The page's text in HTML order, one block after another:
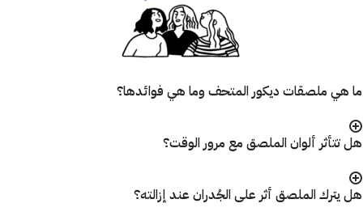
ما هي ملصقات ديكور المتحف وما هي فوائدها؟
هل تتأثر ألوان الملصق مع مرور الوقت؟
هل يترك الملصق أثر على الجُدران عند إزالته؟